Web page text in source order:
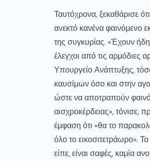
Ταυτόχρονα, ξεκαθάρισε
ανεκτό κανένα φαινόμενο
της συγκυρίας. «Έχουν ήδη
έλεγχοι από τις αρμόδιες
Υπουργείο Ανάπτυξης,
καυσίμων όσο και στην
ώστε να αποτραπούν
αισχροκέρδειας», τόνισε,
έμφαση ότι «θα το
όλο το εικοσιτετράωρο».
είπε, είναι σαφές, καμία